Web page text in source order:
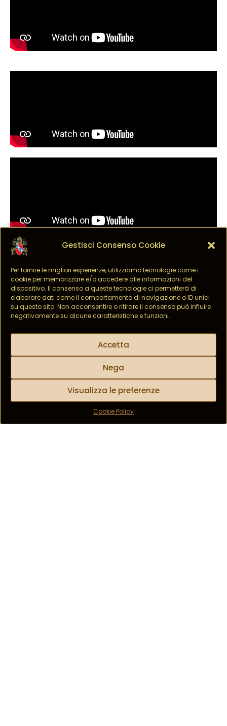
Gestisci Consenso Cookie
Per fornire le migliori esperienze, utilizziamo tecnologie come i
cookie per memorizzare e/o accedere alle informazioni del
dispositivo. Il consenso a queste tecnologie ci permetterà di
elaborare dati come il comportamento di navigazione o ID unici
su questo sito. Non acconsentire o ritirare il consenso può influire
negativamente su alcune caratteristiche e funzioni.
Accetta
Nega
Visualizza le preferenze
Cookie Policy